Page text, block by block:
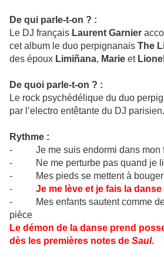
De qui parle-t-on ? :
Le DJ français Laurent Garnier
cet album le duo perpignanais The
des époux Limiñana, Marie et Lionel
De quoi parle-t-on ? :
Le rock psychédélique du duo
par l’electro entêtante du DJ parisien.
Rythme :
- Je me suis endormi dans mon
- Ne me perturbe pas quand je
- Mes pieds se mettent à bouger
- Je me lève et je fais la danse
- Mes enfants sautent comme
pièce
Le démon de la danse prend
dès les premières notes de Saul.